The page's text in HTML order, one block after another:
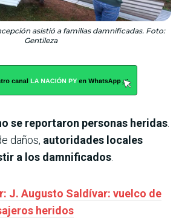
asistió a familias damnificadas. Foto:
Gentileza
se reportaron personas heridas
daños, autoridades locales
a los damnificados
J. Augusto Saldívar: vuelco de
heridos